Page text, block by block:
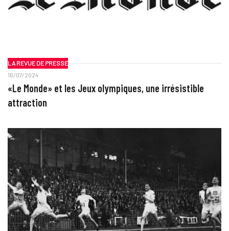
LA REVUE DE PRESSE
16/07/2024
«Le Monde» et les Jeux olympiques, une irrésistible
attraction